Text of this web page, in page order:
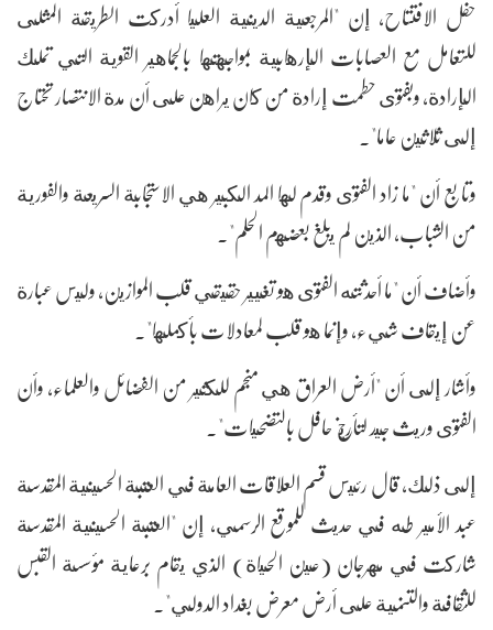
حفل الافتتاح، إن "المرجعية الدينية العليا أدركت الطريقة المثلى
للتعامل مع العصابات الإرهابية بمواجهتها بالجماهير القوية التي تملك
الإرادة، وبفتوى حطمت إرادة من كان يراهن على أن مدة الانتصار تحتاج
إلى ثلاثين عاما".
وتابع أن "ما زاد الفتوى وقدم لها المد الكبير هي الاستجابة السريعة والفورية
من الشباب، الذين لم يبلغ بعضهم الحلم".
وأضاف أن "ما أحدثته الفتوى هو تغيير حقيقي قلب الموازين، وليس عبارة
عن إيقاف شيء، وإنما هو قلب لمعادلات بأكملها".
وأشار إلى أن "أرض العراق هي منجم للكثير من الفضائل والعلماء، وأن
الفتوى وريث جيد لتأريخ حافل بالتضحيات".
إلى ذلك، قال رئيس قسم العلاقات العامة في العتبة الحسينية المقدسة
عبد الأمير طه في حديث للموقع الرسمي، إن "العتبة الحسينية المقدسة
شاركت في مهرجان (عين الحياة) الذي يقام برعاية مؤسسة القبس
للثقافة والتنمية على أرض معرض بغداد الدولي".